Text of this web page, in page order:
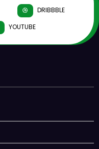
DRIBBBLE
YOUTUBE